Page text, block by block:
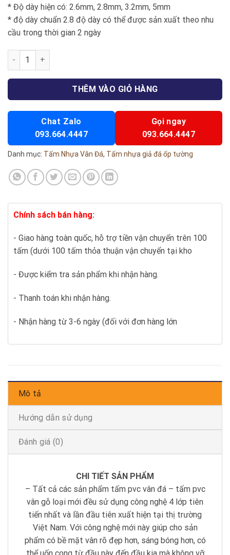
* Độ dày hiện có: 2.6mm, 2.8mm, 3.2mm, 5mm
* độ dày chuẩn 2.8 độ dày có thể được sản xuất theo nhu
cầu trong thời gian 2 ngày
PVC 8761 số lượng
THÊM VÀO GIỎ HÀNG
Chat Zalo
093.664.4447
Gọi ngay
093.664.4447
Danh mục: Tấm Nhựa Vân Đá, Tấm nhựa giả đá ốp tường
Chính sách bán hàng:
- Giao hàng toàn quốc, hỗ trợ tiền vận chuyển trên 100
tấm (dưới 100 tấm thỏa thuận vận chuyển tại kho
- Được kiểm tra sản phẩm khi nhận hàng.
- Thanh toán khi nhận hàng.
- Nhận hàng từ 3-6 ngày (đối với đơn hàng lớn
Mô tả
Đánh giá (0)
Hướng dẫn sử dụng
CHI TIẾT SẢN PHẨM
– Tất cả các sản phẩm tấm pvc vân đá – tấm pvc
vân gỗ loại mới đều sử dụng công nghệ 4 lớp tiên
tiến nhất và lần đầu tiên xuất hiện tại thị trường
Việt Nam. Với công nghệ mới này giúp cho sản
phẩm có bề mặt vân rõ đẹp hơn, sáng bóng hơn, có
thể uốn cong từ đầu này đến đầu kia mà không vỡ